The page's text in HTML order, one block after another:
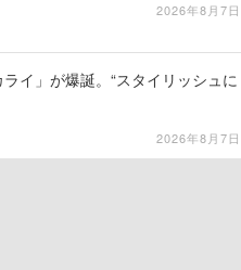
2026年8月7日
イ」が爆誕。“スタイリッシュに
2026年8月7日